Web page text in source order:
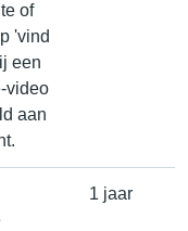
of
'vind
een
video
aan
1 jaar